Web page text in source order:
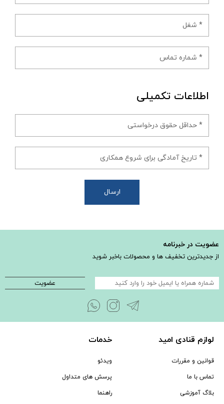
اطلاعات تکمیلی
عضویت در خبرنامه
از جدیدترین تخفیف ها و محصولات باخبر شوید
عضویت
لوازم قنادی امید
قوانین و مقررات
تماس با ما
بلاگ آموزشی
خدمات
ویدئو
پرسش های متداول
راهنما